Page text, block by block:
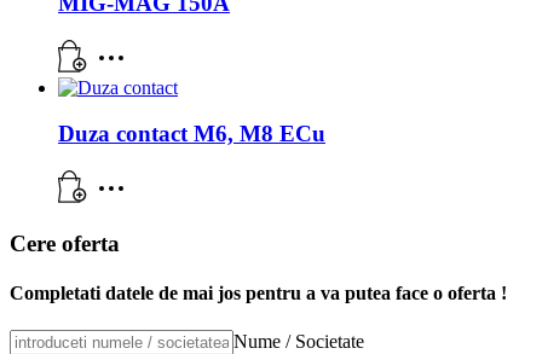
Duza contact M6, M8 ECu
Cere oferta
Completati datele de mai jos pentru a va putea face o oferta !
Nume / Societate